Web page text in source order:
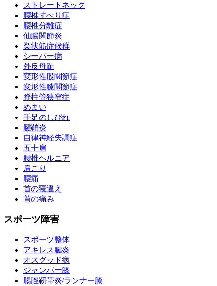
ストレートネック
腰椎すべり症
腰椎分離症
仙腸関節炎
梨状筋症候群
シーバー病
外反母趾
変形性股関節症
変形性膝関節症
脊柱管狭窄症
めまい
手足のしびれ
腱鞘炎
自律神経失調症
五十肩
腰椎ヘルニア
肩こり
腰痛
首の寝違え
首の痛み
スポーツ障害
スポーツ整体
アキレス腱炎
オスグッド病
ジャンパー膝
腸脛靭帯炎/ランナー膝